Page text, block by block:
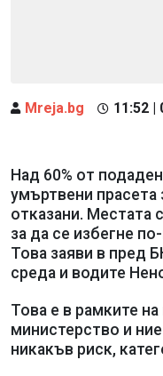
Mreja.bg 11:52 |
Над 60% от
умъртвени прасета
отказани. Местата
за да се избегне
Това заяви в пред
среда и водите
Това е в рамките
министерство и
никакъв риск,